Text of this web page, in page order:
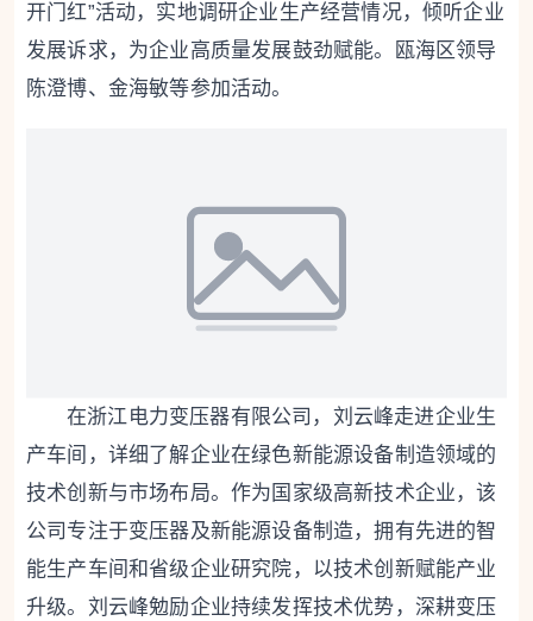
开门红”活动，实地调研企业生产经营情况，倾听企业
发展诉求，为企业高质量发展鼓劲赋能。瓯海区领导
陈澄博、金海敏等参加活动。
在浙江电力变压器有限公司，刘云峰走进企业生
产车间，详细了解企业在绿色新能源设备制造领域的
技术创新与市场布局。作为国家级高新技术企业，该
公司专注于变压器及新能源设备制造，拥有先进的智
能生产车间和省级企业研究院，以技术创新赋能产业
升级。刘云峰勉励企业持续发挥技术优势，深耕变压